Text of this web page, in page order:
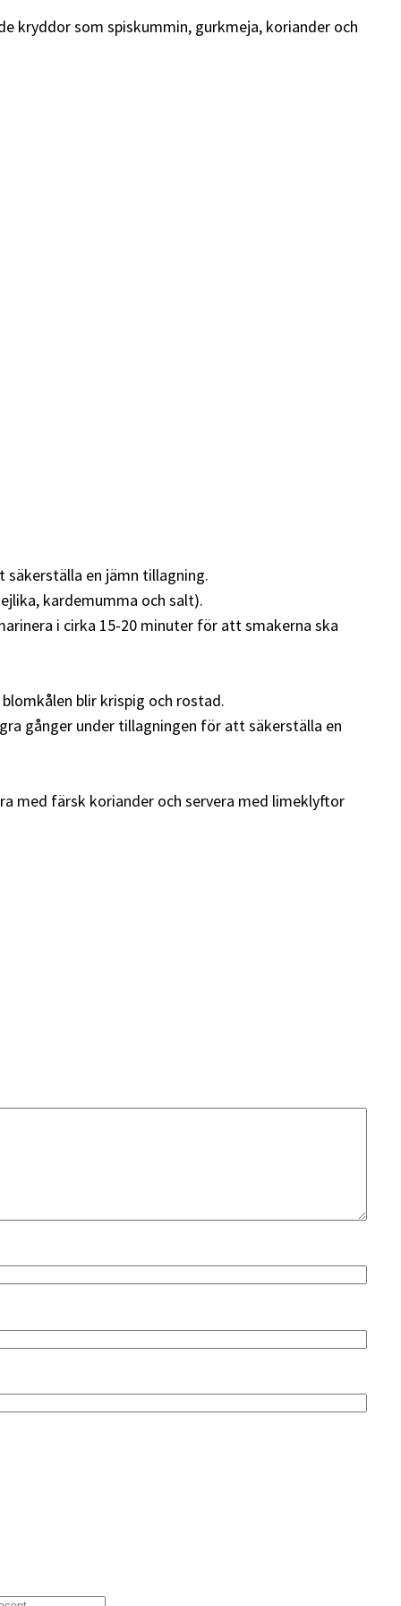
kryddor som spiskummin, gurkmeja, koriander och
en jämn tillagning.
kardemumma och salt).
i cirka 15-20 minuter för att smakerna ska
blir krispig och rostad.
gånger under tillagningen för att säkerställa en
med färsk koriander och servera med limeklyftor